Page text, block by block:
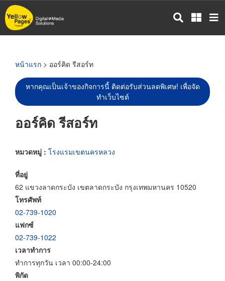
ข้าม
ไป
หน้าแรก > ออร์คิด รีสอร์ท
หากคุณเป็นเจ้าของกิจการนี้ ติดต่อรับส่วนลดพิเศษ! เพื่อจัด
ทำเว็บไซต์
ออร์คิด รีสอร์ท
หมวดหมู่ : โรงแรมเขตนครหลวง
ที่อยู่
62 แขวงลาดกระบัง เขตลาดกระบัง กรุงเทพมหานคร 10520
โทรศัพท์
02-739-1020
แฟกซ์
02-739-1022
เวลาทำการ
ทำการทุกวัน เวลา 00:00-24:00
พิกัด